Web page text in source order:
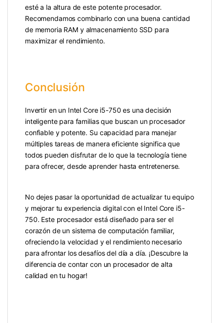
esté a la altura de este potente procesador.
Recomendamos combinarlo con una buena cantidad
de memoria RAM y almacenamiento SSD para
maximizar el rendimiento.
Conclusión
Invertir en un Intel Core i5-750 es una decisión
inteligente para familias que buscan un procesador
confiable y potente. Su capacidad para manejar
múltiples tareas de manera eficiente significa que
todos pueden disfrutar de lo que la tecnología tiene
para ofrecer, desde aprender hasta entretenerse.
No dejes pasar la oportunidad de actualizar tu equipo
y mejorar tu experiencia digital con el Intel Core i5-
750. Este procesador está diseñado para ser el
corazón de un sistema de computación familiar,
ofreciendo la velocidad y el rendimiento necesario
para afrontar los desafíos del día a día. ¡Descubre la
diferencia de contar con un procesador de alta
calidad en tu hogar!